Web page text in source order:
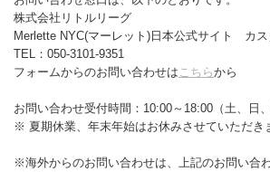
株式会社リトルリーグ
Merlette NYC(マーレット)日本公式サイト カ
TEL：050-3101-9351
フォームからのお問い合わせは こちらから
お問い合わせ受付時間：10:00～18:00（土、日
※ 夏期休業、年末年始はお休みさせていただき
※海外からのお問い合わせは、上記のお問い合